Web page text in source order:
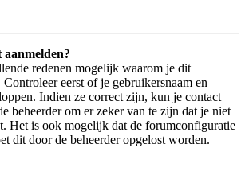
redenen mogelijk waarom je dit
eerst of je gebruikersnaam en
Indien ze correct zijn, kun je contact
beheerder om er zeker van te zijn dat je niet
Het is ook mogelijk dat de forumconfiguratie
dit door de beheerder opgelost worden.